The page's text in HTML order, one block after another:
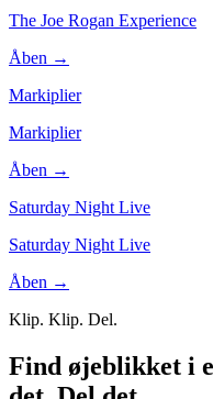
The Joe Rogan Experience
Åben →
Markiplier
Markiplier
Åben →
Saturday Night Live
Saturday Night Live
Åben →
Klip. Klip. Del.
Find øjeblikket i